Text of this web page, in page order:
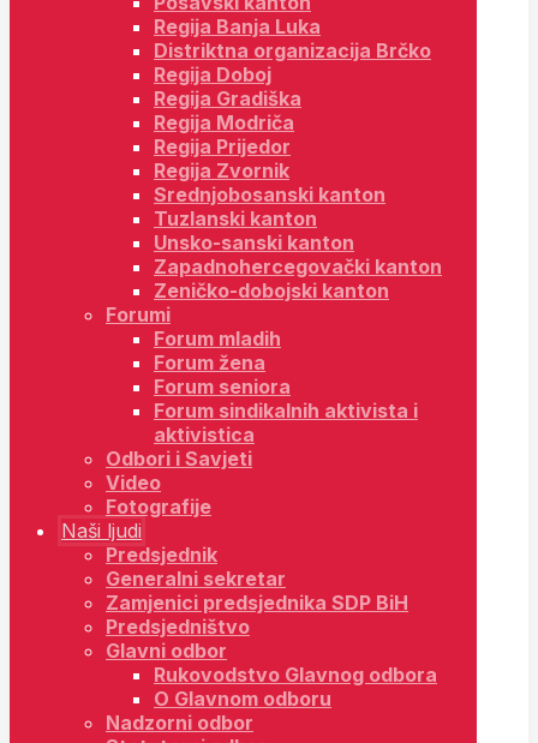
Regija Banja Luka
Distriktna organizacija Brčko
Regija Doboj
Regija Gradiška
Regija Modriča
Regija Prijedor
Regija Zvornik
Srednjobosanski kanton
Tuzlanski kanton
Unsko-sanski kanton
Zapadnohercegovački kanton
Zeničko-dobojski kanton
Forumi
Forum mladih
Forum žena
Forum seniora
Forum sindikalnih aktivista i
aktivistica
Odbori i Savjeti
Video
Fotografije
Naši ljudi
Predsjednik
Generalni sekretar
Zamjenici predsjednika SDP BiH
Predsjedništvo
Glavni odbor
Rukovodstvo Glavnog odbora
O Glavnom odboru
Nadzorni odbor